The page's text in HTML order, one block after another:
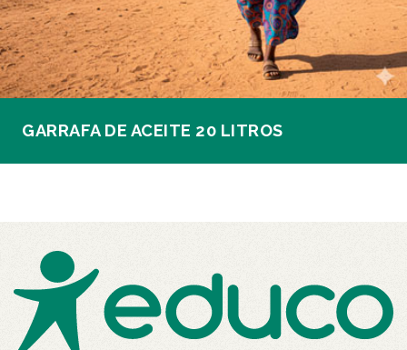
GARRAFA DE ACEITE 20 LITROS